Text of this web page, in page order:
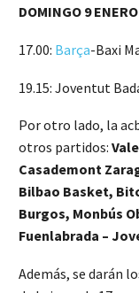
DOMINGO 9 ENERO
17.00: Barça-Baxi
19.15: Joventut
Por otro lado, la
otros partidos:
Casademont
Bilbao Basket,
Burgos, Monbús
Fuenlabrada –
Además, se darán